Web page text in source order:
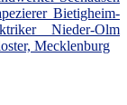
Bietigheim-
Nieder-Olm
Mecklenburg